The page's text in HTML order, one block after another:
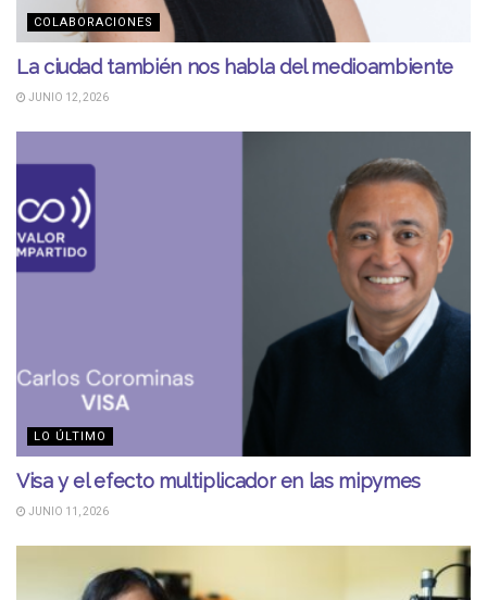
COLABORACIONES
La ciudad también nos habla del medioambiente
JUNIO 12, 2026
LO ÚLTIMO
Visa y el efecto multiplicador en las mipymes
JUNIO 11, 2026